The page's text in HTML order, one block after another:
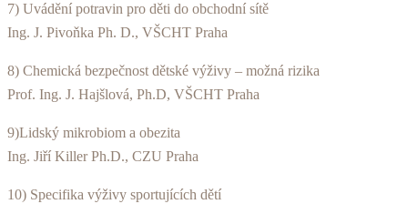
7) Uvádění potravin pro děti do obchodní sítě
Ing. J. Pivoňka Ph. D., VŠCHT Praha
8) Chemická bezpečnost dětské výživy – možná rizika
Prof. Ing. J. Hajšlová, Ph.D, VŠCHT Praha
9)Lidský mikrobiom a obezita
Ing. Jiří Killer Ph.D., CZU Praha
10) Specifika výživy sportujících dětí